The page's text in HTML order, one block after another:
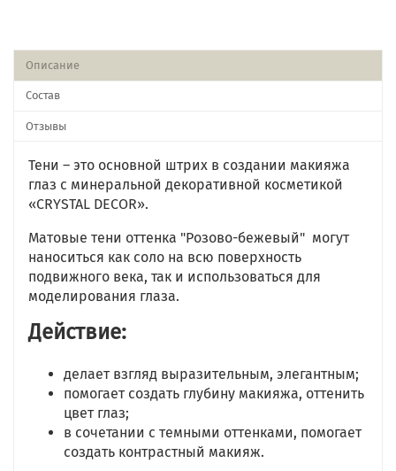
Описание
Состав
Отзывы
Тени – это основной штрих в создании макияжа
глаз с минеральной декоративной косметикой
«CRYSTAL DECOR».
Матовые тени оттенка "Розово-бежевый" могут
наноситься как соло на всю поверхность
подвижного века, так и использоваться для
моделирования глаза.
Действие:
делает взгляд выразительным, элегантным;
помогает создать глубину макияжа, оттенить
цвет глаз;
в сочетании с темными оттенками, помогает
создать контрастный макияж.